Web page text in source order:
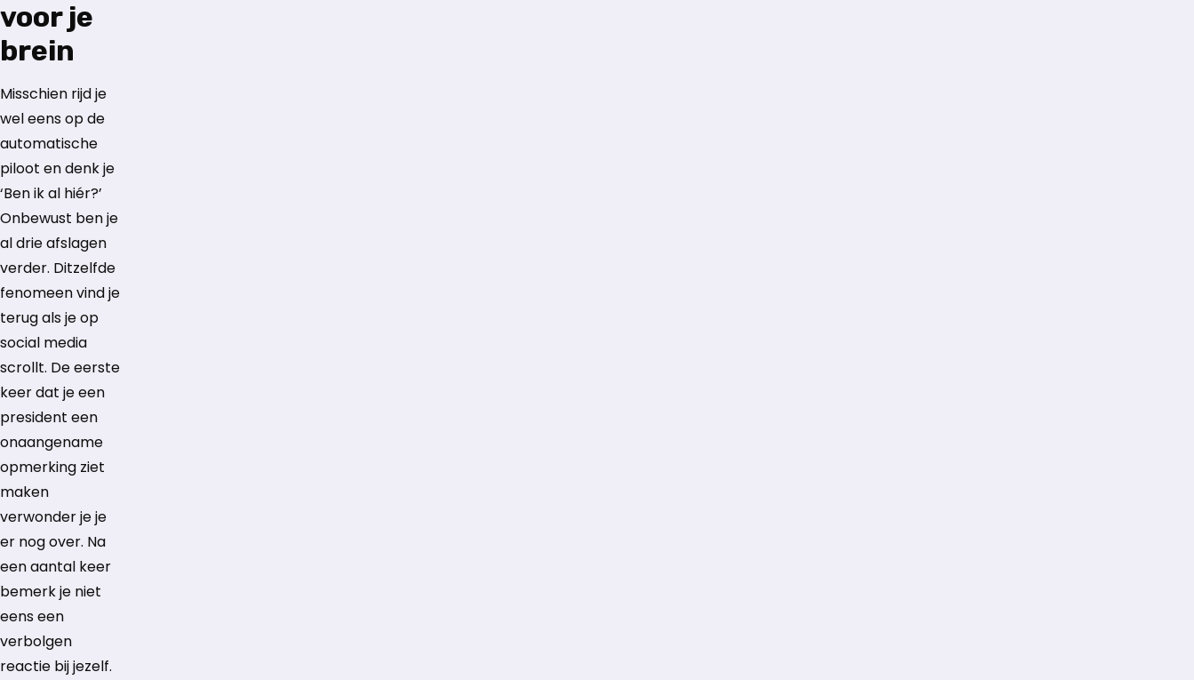
voor je
brein
Misschien rijd je
wel eens op de
automatische
piloot en denk je
‘Ben ik al hiér?’
Onbewust ben je
al drie afslagen
verder. Ditzelfde
fenomeen vind je
terug als je op
social media
scrollt. De eerste
keer dat je een
president een
onaangename
opmerking ziet
maken
verwonder je je
er nog over. Na
een aantal keer
bemerk je niet
eens een
verbolgen
reactie bij jezelf.